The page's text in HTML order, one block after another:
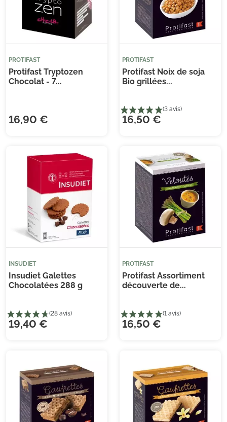
PROTIFAST
Protifast Tryptozen
Chocolat - 7...
16,90 €
PROTIFAST
Protifast Noix de soja
Bio grillées...
16,50 €
INSUDIET
Insudiet Galettes
Chocolatées 288 g
19,40 €
PROTIFAST
Protifast Assortiment
découverte de...
16,50 €